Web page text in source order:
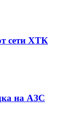
сети ХТК
на АЗС